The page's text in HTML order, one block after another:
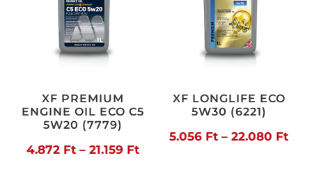
XF PREMIUM
ENGINE OIL ECO C5
5W20 (7779)
4.872 Ft – 21.159 FtÁrtartomány:
XF LONGLIFE ECO
5W30 (6221)
5.056 Ft – 22.080 Ft